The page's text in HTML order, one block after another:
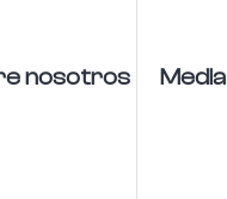
nosotros Media